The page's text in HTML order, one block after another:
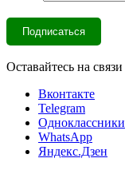
Оставайтесь на связи
Вконтакте
Telegram
Одноклассники
WhatsApp
Яндекс.Дзен